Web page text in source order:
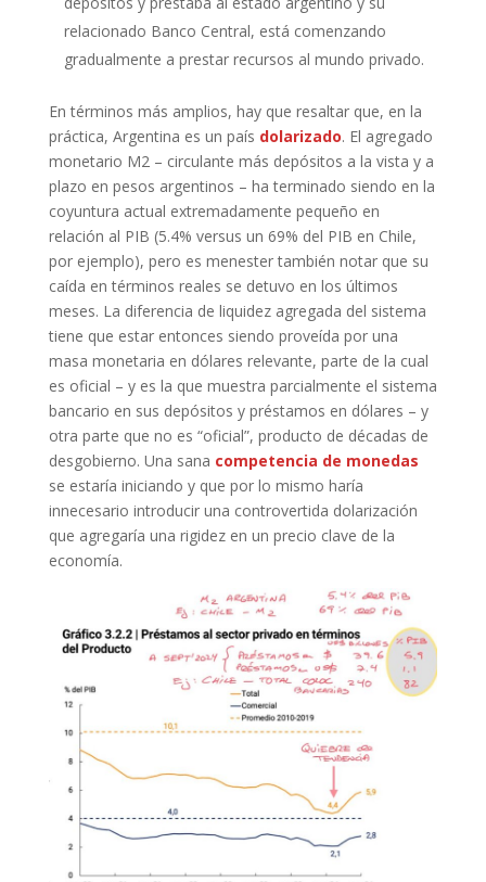
relacionado Banco Central, está comenzando
gradualmente a prestar recursos al mundo privado.
En términos más amplios, hay que resaltar que, en la
práctica, Argentina es un país dolarizado. El agregado
monetario M2 – circulante más depósitos a la vista y a
plazo en pesos argentinos – ha terminado siendo en la
coyuntura actual extremadamente pequeño en
relación al PIB (5.4% versus un 69% del PIB en Chile,
por ejemplo), pero es menester también notar que su
caída en términos reales se detuvo en los últimos
meses. La diferencia de liquidez agregada del sistema
tiene que estar entonces siendo proveída por una
masa monetaria en dólares relevante, parte de la cual
es oficial – y es la que muestra parcialmente el sistema
bancario en sus depósitos y préstamos en dólares – y
otra parte que no es “oficial”, producto de décadas de
desgobierno. Una sana competencia de monedas
se estaría iniciando y que por lo mismo haría
innecesario introducir una controvertida dolarización
que agregaría una rigidez en un precio clave de la
economía.